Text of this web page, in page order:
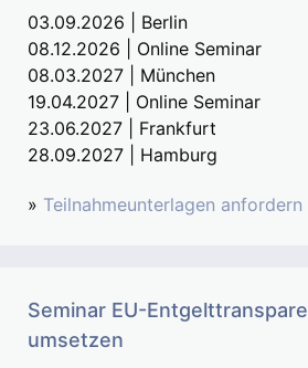
03.09.2026 | Berlin
08.12.2026 | Online Seminar
08.03.2027 | München
19.04.2027 | Online Seminar
23.06.2027 | Frankfurt
28.09.2027 | Hamburg
» Teilnahmeunterlagen anfordern
Seminar EU-
umsetzen